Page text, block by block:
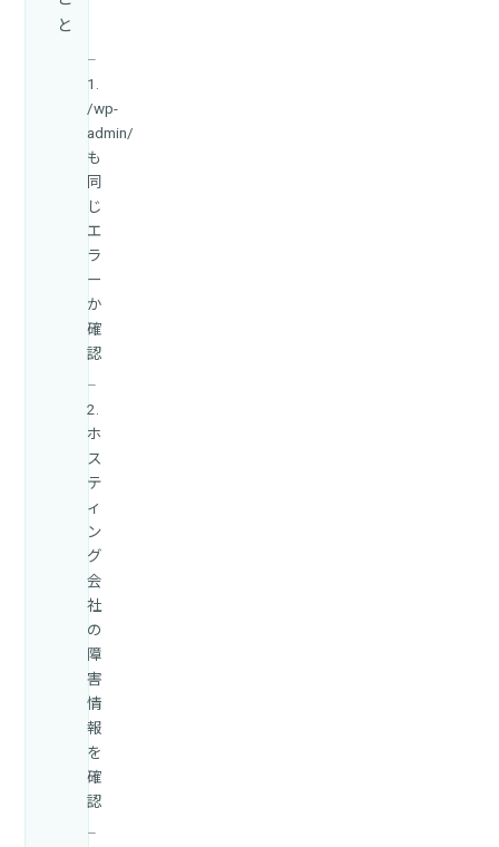
と
1.
/wp-
admin/
も
同
じ
エ
ラ
ー
か
確
認
2.
ホ
ス
テ
ィ
ン
グ
会
社
の
障
害
情
報
を
確
認